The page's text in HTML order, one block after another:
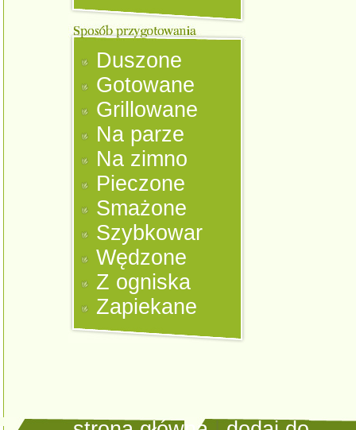
Duszone
Gotowane
Grillowane
Na parze
Na zimno
Pieczone
Smażone
Szybkowar
Wędzone
Z ogniska
Zapiekane